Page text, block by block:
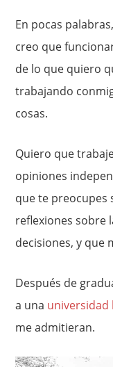
En pocas
creo que
de lo que quiero
trabajando
cosas.
Quiero que
opiniones
que te preocupes
reflexiones sobre
decisiones, y que
Después de
a una universidad
me admitieran.